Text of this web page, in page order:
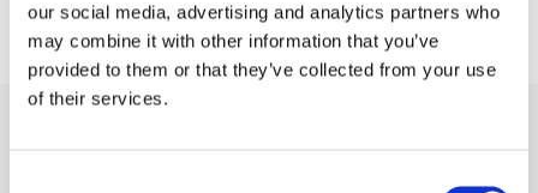
our social media, advertising and analytics partners who
may combine it with other information that you’ve
provided to them or that they’ve collected from your use
of their services.
рейки ЕПК TT